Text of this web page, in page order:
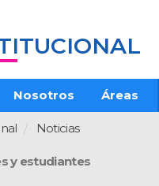
Nosotros Áreas
Noticias
y estudiantes